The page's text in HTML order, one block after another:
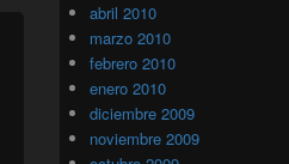
abril 2010
marzo 2010
febrero 2010
enero 2010
diciembre 2009
noviembre 2009